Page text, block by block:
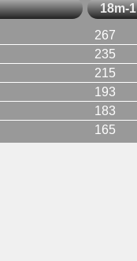
18m-1
267
235
215
193
183
165